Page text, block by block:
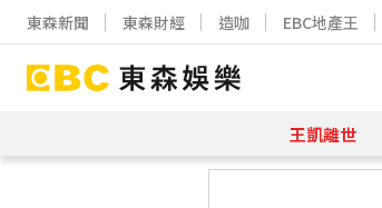
東森新聞 東森財經 造咖 EBC地產王
王凱離世